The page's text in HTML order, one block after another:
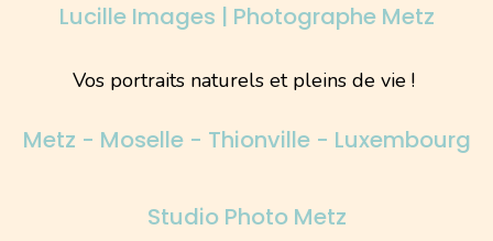
Lucille Images | Photographe Metz
Vos portraits naturels et pleins de vie !
Metz - Moselle - Thionville - Luxembourg
Studio Photo Metz